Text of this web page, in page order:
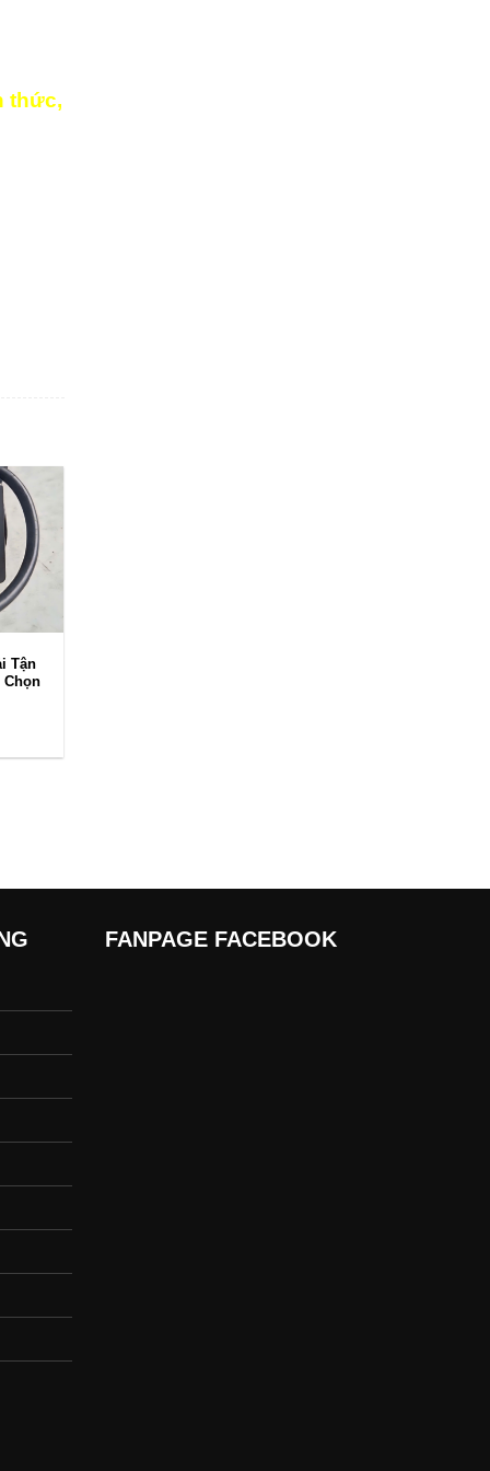
thức,
Tận
Chọn
FANPAGE FACEBOOK